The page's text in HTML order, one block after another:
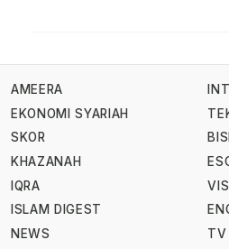
AMEERA
EKONOMI SYARIAH
SKOR
KHAZANAH
IQRA
ISLAM DIGEST
NEWS
TV